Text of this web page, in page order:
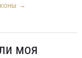
→
моя